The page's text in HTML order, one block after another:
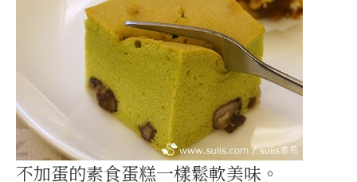
不加蛋的素食蛋糕一樣鬆軟美味。